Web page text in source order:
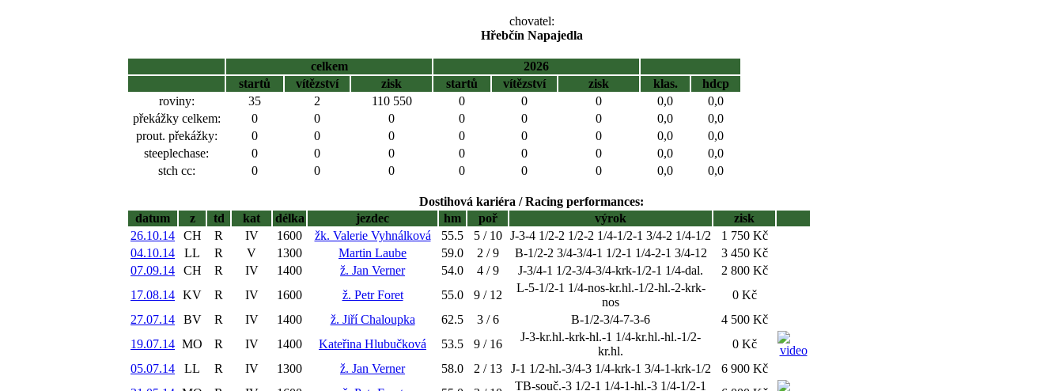
chovatel:
Hřebčín Napajedla
celkem
2026
startů
vítězství zisk startů vítězství zisk klas.
hdcp
roviny:
35 2 110 550 0 0 0 0,0
0,0
překážky celkem:
0 0 0 0 0 0 0,0
0,0
prout. překážky:
0 0 0 0 0 0 0,0
0,0
steeplechase:
0 0 0 0 0 0 0,0
0,0
stch cc:
0 0 0 0 0 0 0,0 0,0
Dostihová kariéra / Racing performances:
datum
z td kat délka jezdec hm poř výrok
zisk
26.10.14
CH R IV 1600 žk. Valerie Vyhnálková 55.5 5 / 10 J-3-4 1/2-2 1/2-2 1/4-1/2-1 3/4-2 1/4-1/2
1 750 Kč
04.10.14
LL R V 1300 Martin Laube 59.0 2 / 9 B-1/2-2 3/4-3/4-1 1/2-1 1/4-2-1 3/4-12
3 450 Kč
07.09.14
CH R IV 1400 ž. Jan Verner 54.0 4 / 9 J-3/4-1 1/2-3/4-3/4-krk-1/2-1 1/4-dal.
2 800 Kč
17.08.14 KV R IV 1600 ž. Petr Foret 55.0 9 / 12
L-5-1/2-1 1/4-nos-kr.hl.-1/2-hl.-2-krk-
nos
0 Kč
27.07.14
BV R IV 1400 ž. Jiří Chaloupka 62.5 3 / 6 B-1/2-3/4-7-3-6
4 500 Kč
19.07.14 MO R IV 1400 Kateřina Hlubučková 53.5 9 / 16
J-3-kr.hl.-krk-hl.-1 1/4-kr.hl.-hl.-1/2-
kr.hl.
0 Kč
05.07.14
LL R IV 1300 ž. Jan Verner 58.0 2 / 13 J-1 1/2-hl.-3/4-3 1/4-krk-1 3/4-1-krk-1/2
6 900 Kč
TB-souč.-3 1/2-1 1/4-1-hl.-3 1/4-1/2-1